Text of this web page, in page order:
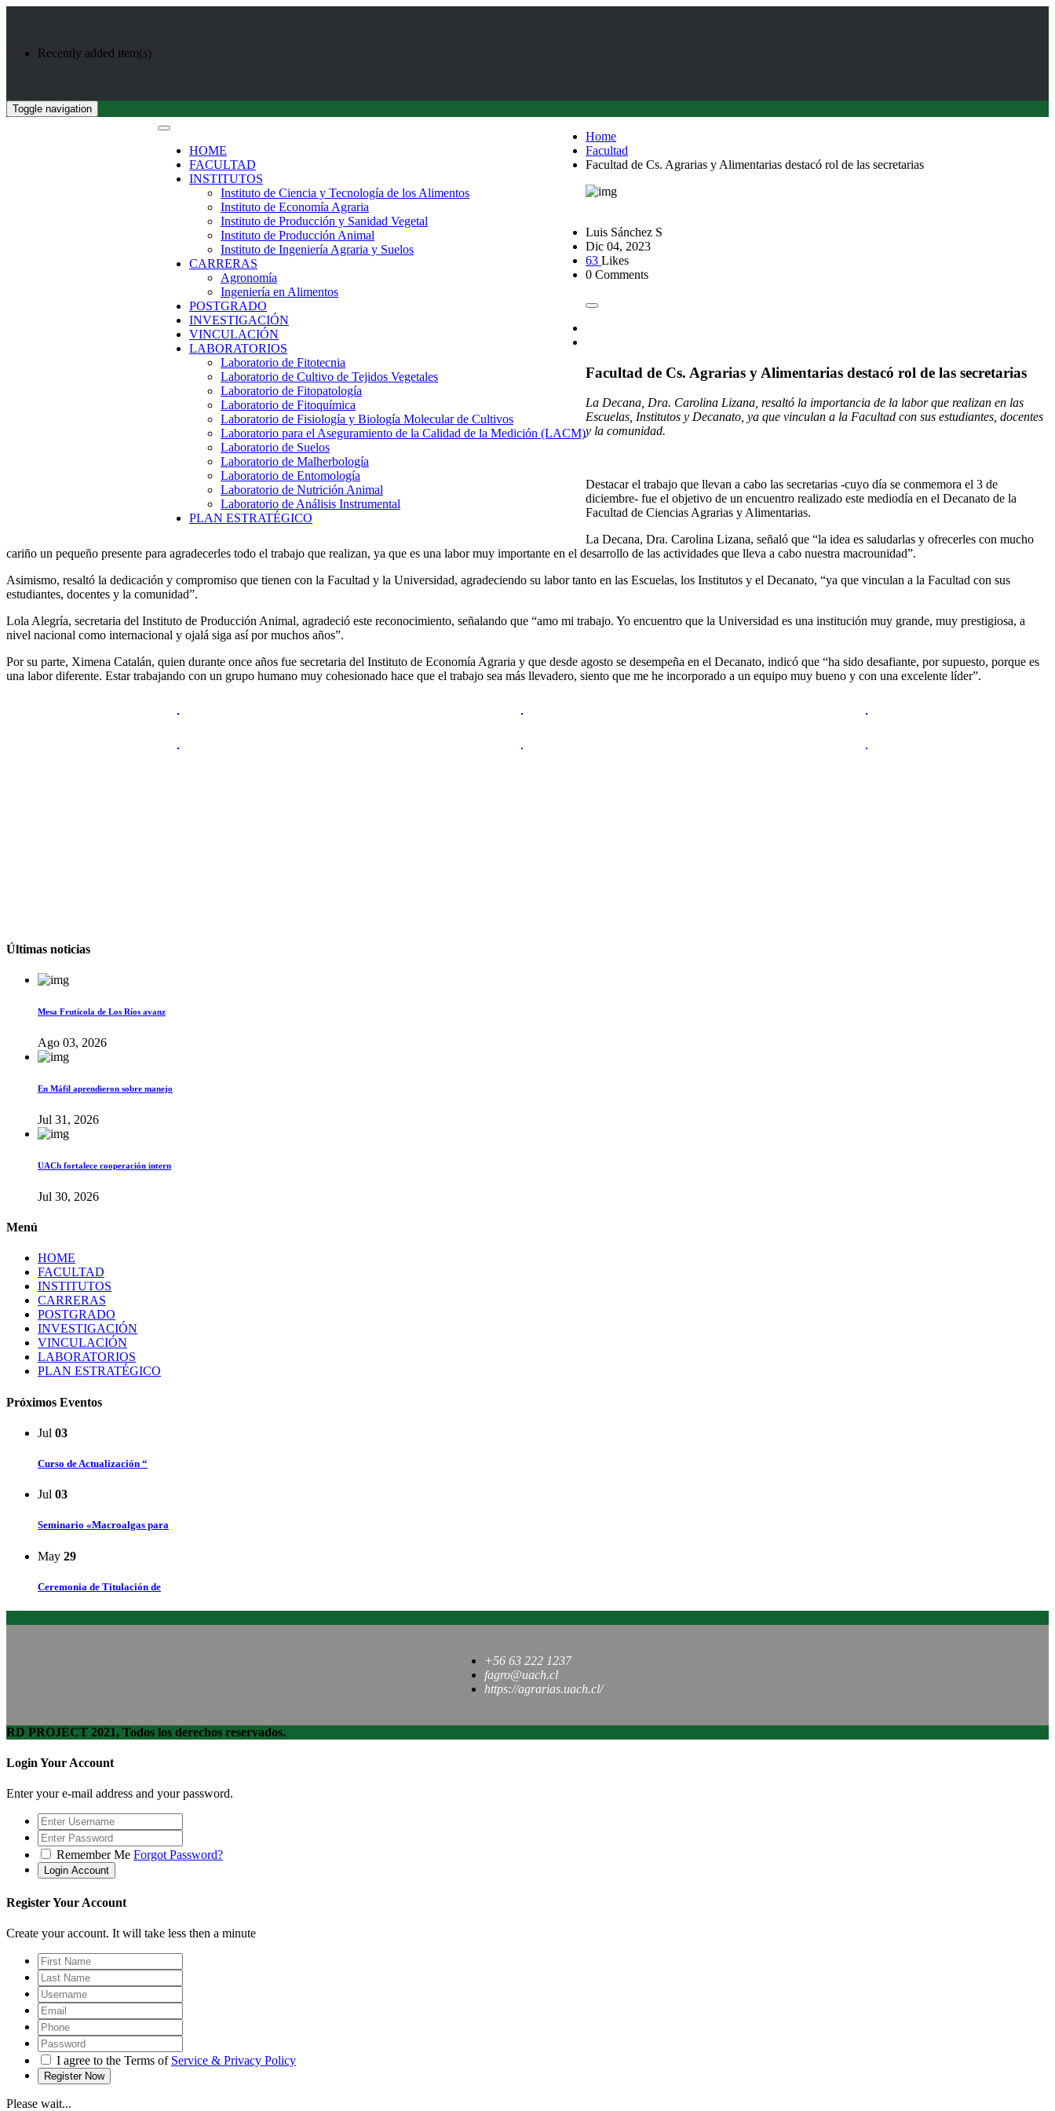
Recently added item(s)
Toggle navigation
HOME
FACULTAD
INSTITUTOS
Instituto de Ciencia y Tecnología de los Alimentos
Instituto de Economía Agraria
Instituto de Producción y Sanidad Vegetal
Instituto de Producción Animal
Instituto de Ingeniería Agraria y Suelos
CARRERAS
Agronomía
Ingeniería en Alimentos
POSTGRADO
INVESTIGACIÓN
VINCULACIÓN
LABORATORIOS
Laboratorio de Fitotecnia
Laboratorio de Cultivo de Tejidos Vegetales
Laboratorio de Fitopatología
Laboratorio de Fitoquímica
Laboratorio de Fisiología y Biología Molecular de Cultivos
Laboratorio para el Aseguramiento de la Calidad de la Medición (LACM)
Laboratorio de Suelos
Laboratorio de Malherbología
Laboratorio de Entomología
Laboratorio de Nutrición Animal
Laboratorio de Análisis Instrumental
PLAN ESTRATÉGICO
Home
Facultad
Facultad de Cs. Agrarias y Alimentarias destacó rol de las secretarias
Luis Sánchez S
Dic 04, 2023
63 Likes
0 Comments
Facultad de Cs. Agrarias y Alimentarias destacó rol de las secretarias
La Decana, Dra. Carolina Lizana, resaltó la importancia de la labor que realizan en las
Escuelas, Institutos y Decanato, ya que vinculan a la Facultad con sus estudiantes, docentes
y la comunidad.
Destacar el trabajo que llevan a cabo las secretarias -cuyo día se conmemora el 3 de
diciembre- fue el objetivo de un encuentro realizado este mediodía en el Decanato de la
Facultad de Ciencias Agrarias y Alimentarias.
La Decana, Dra. Carolina Lizana, señaló que “la idea es saludarlas y ofrecerles con mucho
cariño un pequeño presente para agradecerles todo el trabajo que realizan, ya que es una labor muy importante en el desarrollo de las actividades que lleva a cabo nuestra macrounidad”.
Asimismo, resaltó la dedicación y compromiso que tienen con la Facultad y la Universidad, agradeciendo su labor tanto en las Escuelas, los Institutos y el Decanato, “ya que vinculan a la Facultad con sus
estudiantes, docentes y la comunidad”.
Lola Alegría, secretaria del Instituto de Producción Animal, agradeció este reconocimiento, señalando que “amo mi trabajo. Yo encuentro que la Universidad es una institución muy grande, muy prestigiosa, a
nivel nacional como internacional y ojalá siga así por muchos años”.
Por su parte, Ximena Catalán, quien durante once años fue secretaria del Instituto de Economía Agraria y que desde agosto se desempeña en el Decanato, indicó que “ha sido desafiante, por supuesto, porque es
una labor diferente. Estar trabajando con un grupo humano muy cohesionado hace que el trabajo sea más llevadero, siento que me he incorporado a un equipo muy bueno y con una excelente líder”.
Últimas noticias
Mesa Frutícola de Los Ríos avanz
Ago 03, 2026
En Máfil aprendieron sobre manejo
Jul 31, 2026
UACh fortalece cooperación intern
Jul 30, 2026
Menú
HOME
FACULTAD
INSTITUTOS
CARRERAS
POSTGRADO
INVESTIGACIÓN
VINCULACIÓN
LABORATORIOS
PLAN ESTRATÉGICO
Próximos Eventos
Jul 03
Curso de Actualización “
Jul 03
Seminario «Macroalgas para
May 29
Ceremonia de Titulación de
+56 63 222 1237
fagro@uach.cl
https://agrarias.uach.cl/
RD PROJECT 2021, Todos los derechos reservados.
Login Your Account
Enter your e-mail address and your password.
Remember Me Forgot Password?
Register Your Account
Create your account. It will take less then a minute
I agree to the Terms of Service & Privacy Policy
Please wait...